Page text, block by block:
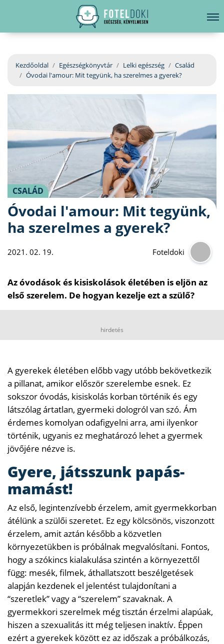
EGÉSZSÉGKÖNYVTÁR
ORVOSKERESŐ
hirdetés
Kezdőoldal Egészségkönyvtár Lelki egészség
Család
Óvodai l'amour: Mit tegyünk, ha szerelmes a gyerek?
CSALÁD
Óvodai l'amour: Mit tegyünk,
ha szerelmes a gyerek?
2021. 02. 19. Foteldoki
Az óvodások és kisiskolások életében is eljön az
első szerelem. De hogyan kezelje ezt a szülő?
hirdetés
A gyerekek életében előbb vagy utóbb bekövetkezik
a pillanat, amikor először szerelembe esnek. Ez
sokszor óvodás, kisiskolás korban történik és egy
látszólag ártatlan, gyermeki dologról van szó. Ám
érdemes komolyan odafigyelni arra, ami ilyenkor
történik, ugyanis ez meghatározó lehet a gyermek
jövőjére nézve is.
Gyere, játsszunk papás-
mamást!
Az első, legintenzívebb érzelem, amit gyermekkorban
átélünk a szülői szeretet. Ez egy kölcsönös, viszonzott
érzelem, amit aztán később a közvetlen
környezetükben is próbálnak megvalósítani. Fontos,
hogy a szókincs kialakulása szintén a környezettől
függ: mesék, filmek, áthallatszott beszélgetések
alapján kezdenek el jelentést tulajdonítani a
“szeretlek” vagy a “szerelem” szavaknak. A
gyermekkori szerelmek még tisztán érzelmi alapúak,
hiszen a szexualitás itt még teljesen inaktív. Éppen
ezért a gyerekek között ez az időszak a próbálkozás,